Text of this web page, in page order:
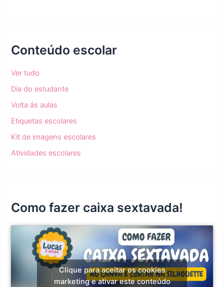
Conteúdo escolar
Ver tudo
Dia do estudante
Volta ás aulas
Etiquetas escolares
Kit de imagens escolares
Atividades escolares
Como fazer caixa sextavada!
Clique para aceitar os cookies
marketing e ativar este conteúdo